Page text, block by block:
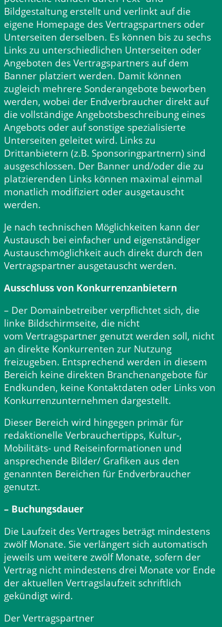
Bildgestaltung erstellt und verlinkt auf die
eigene Homepage des Vertragspartners oder
Unterseiten derselben. Es können bis zu sechs
Links zu unterschiedlichen Unterseiten oder
Angeboten des Vertragspartners auf dem
Banner platziert werden. Damit können
zugleich mehrere Sonderangebote beworben
werden, wobei der Endverbraucher direkt auf
die vollständige Angebotsbeschreibung eines
Angebots oder auf sonstige spezialisierte
Unterseiten geleitet wird. Links zu
Drittanbietern (z.B. Sponsoringpartnern) sind
ausgeschlossen. Der Banner und/oder die zu
platzierenden Links können maximal einmal
monatlich modifiziert oder ausgetauscht
werden.
Je nach technischen Möglichkeiten kann der
Austausch bei einfacher und eigenständiger
Austauschmöglichkeit auch direkt durch den
Vertragspartner ausgetauscht werden.
Ausschluss von Konkurrenzanbietern
– Der Domainbetreiber verpflichtet sich, die
linke Bildschirmseite, die nicht
vom Vertragspartner genutzt werden soll, nicht
an direkte Konkurrenten zur Nutzung
freizugeben. Entsprechend werden in diesem
Bereich keine direkten Branchenangebote für
Endkunden, keine Kontaktdaten oder Links von
Konkurrenzunternehmen dargestellt.
Dieser Bereich wird hingegen primär für
redaktionelle Verbrauchertipps, Kultur-,
Mobilitäts- und Reiseinformationen und
ansprechende Bilder/ Grafiken aus den
genannten Bereichen für Endverbraucher
genutzt.
– Buchungsdauer
Die Laufzeit des Vertrages beträgt mindestens
zwölf Monate. Sie verlängert sich automatisch
jeweils um weitere zwölf Monate, sofern der
Vertrag nicht mindestens drei Monate vor Ende
der aktuellen Vertragslaufzeit schriftlich
gekündigt wird.
Der Vertragspartner